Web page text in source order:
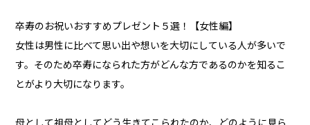
卒寿のお祝いおすすめプレゼント５選！【女性編】
女性は男性に比べて思い出や想いを大切にしている人が多いで
す。そのため卒寿になられた方がどんな方であるのかを知るこ
とがより大切になります。